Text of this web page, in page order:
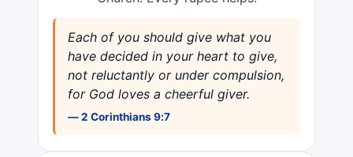
Each of you should give what you
have decided in your heart to give,
not reluctantly or under compulsion,
for God loves a cheerful giver.
— 2 Corinthians 9:7